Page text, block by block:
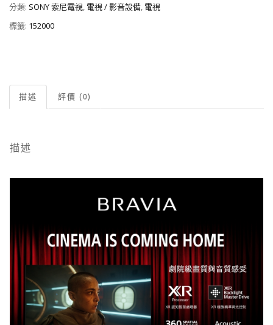
分類: SONY 索尼電視, 電視 / 影音設備, 電視
標籤: 152000
描述 評價 (0)
描述